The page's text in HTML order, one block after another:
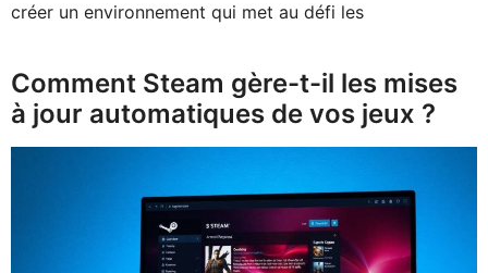
créer un environnement qui met au défi les
Comment Steam gère-t-il les mises
à jour automatiques de vos jeux ?